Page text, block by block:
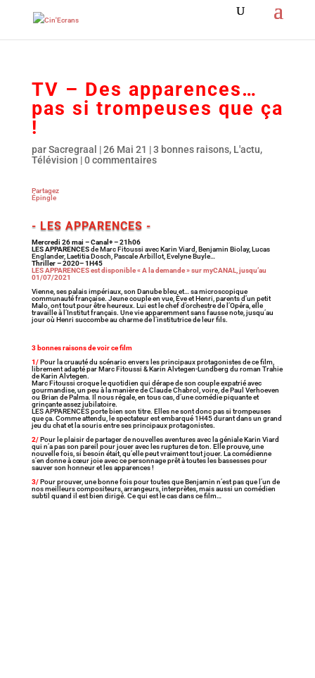
TV – Des apparences…
pas si trompeuses que ça
!
parSacregraal |26 Mai 21 |3 bonnes raisons, L'actu,
Télévision |0 commentaires
Partagez
Épingle
- LES APPARENCES -
Mercredi 26 mai – Canal+ – 21h06
LES APPARENCESde Marc Fitoussi avec Karin Viard, Benjamin Biolay, Lucas
Englander, Laetitia Dosch, Pascale Arbillot, Evelyne Buyle…
Thriller – 2020– 1H45
LES APPARENCES est disponible « A la demande » sur myCANAL, jusqu’au
01/07/2021
Vienne, ses palais impériaux, son Danube bleu et… sa microscopique
communauté française. Jeune couple en vue, Ève et Henri, parents d’un petit
Malo, ont tout pour être heureux. Lui est le chef d’orchestre de l’Opéra, elle
travaille à l’Institut français. Une vie apparemment sans fausse note, jusqu’au
jour où Henri succombe au charme de l’institutrice de leur fils.
3 bonnes raisons de voir ce film
1/ Pour la cruauté du scénario envers les principaux protagonistes de ce film,
librement adapté par Marc Fitoussi & Karin Alvtegen-Lundberg du roman Trahie
de Karin Alvtegen.
Marc Fitoussi croque le quotidien qui dérape de son couple expatrié avec
gourmandise, un peu à la manière de Claude Chabrol, voire, de Paul Verhoeven
ou Brian de Palma. Il nous régale, en tous cas, d’une comédie piquante et
grinçante assez jubilatoire.
LES APPARENCES porte bien son titre. Elles ne sont donc pas si trompeuses
que ça. Comme attendu, le spectateur est embarqué 1H45 durant dans un grand
jeu du chat et la souris entre ses principaux protagonistes.
2/ Pour le plaisir de partager de nouvelles aventures avec la géniale Karin Viard
qui n’a pas son pareil pour jouer avec les ruptures de ton. Elle prouve, une
nouvelle fois, si besoin était, qu’elle peut vraiment tout jouer. La comédienne
s’en donne à cœur joie avec ce personnage prêt à toutes les bassesses pour
sauver son honneur et les apparences !
3/Pour prouver, une bonne fois pour toutes que Benjamin n’est pas que l’un de
nos meilleurs compositeurs, arrangeurs, interprètes, mais aussi un comédien
subtil quand il est bien dirigé. Ce qui est le cas dans ce film…